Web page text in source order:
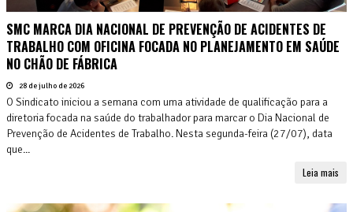
SMC MARCA DIA NACIONAL DE PREVENÇÃO DE ACIDENTES DE
TRABALHO COM OFICINA FOCADA NO PLANEJAMENTO EM SAÚDE
NO CHÃO DE FÁBRICA
28 de julho de 2026
O Sindicato iniciou a semana com uma atividade de qualificação para a
diretoria focada na saúde do trabalhador para marcar o Dia Nacional de
Prevenção de Acidentes de Trabalho. Nesta segunda-feira (27/07), data
que...
Leia mais